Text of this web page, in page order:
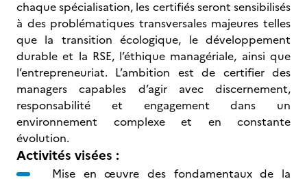
chaque spécialisation, les certifiés seront sensibilisés
à des problématiques transversales majeures telles
que la transition écologique, le développement
durable et la RSE, l’éthique managériale, ainsi que
l’entrepreneuriat. L’ambition est de certifier des
managers capables d’agir avec discernement,
responsabilité et engagement dans un
environnement complexe et en constante
évolution.
Activités visées :
Mise en œuvre des fondamentaux de la